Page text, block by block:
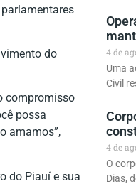
do
compromisso
possa
amamos”,
do Piauí e sua
4 de
Uma
Civil
4 de
O
Dias,